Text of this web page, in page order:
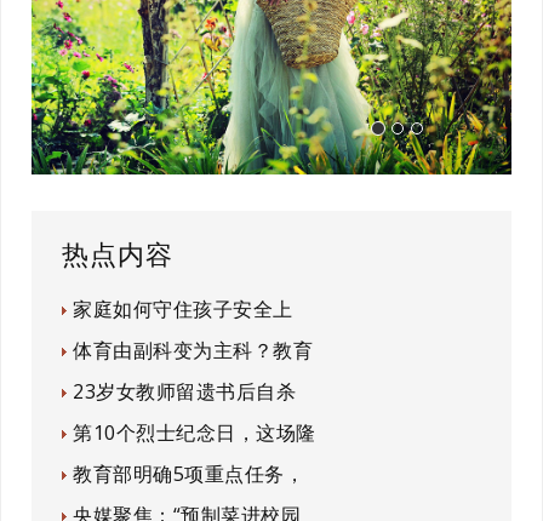
热点内容
家庭如何守住孩子安全上
体育由副科变为主科？教育
23岁女教师留遗书后自杀
第10个烈士纪念日，这场隆
教育部明确5项重点任务，
央媒聚焦：“预制菜进校园